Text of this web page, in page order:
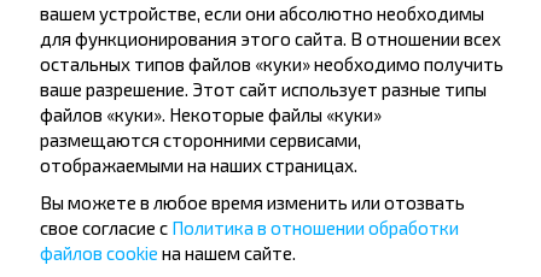
Брест
Беловежская Пуща
Купіць
Брест
Каменюки
вашем устройстве, если они абсолютно необходимы
для функционирования этого сайта. В отношении всех
остальных типов файлов «куки» необходимо получить
ваше разрешение. Этот сайт использует разные типы
файлов «куки». Некоторые файлы «куки»
размещаются сторонними сервисами,
отображаемыми на наших страницах.
Вы можете в любое время изменить или отозвать
свое согласие с Политика в отношении обработки
файлов cookie на нашем сайте.